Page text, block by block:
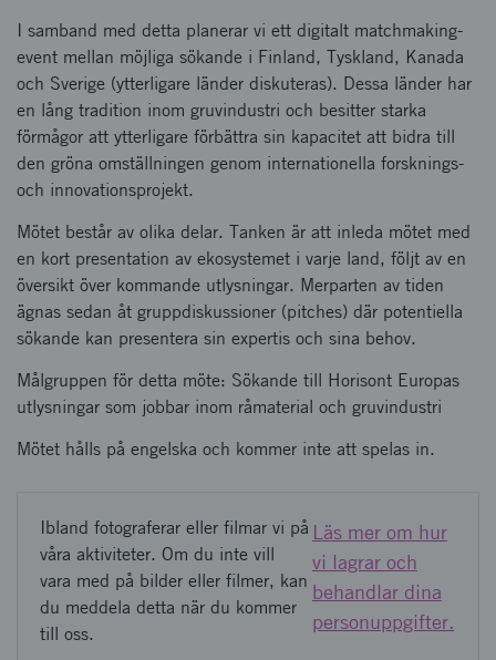
I samband med detta planerar vi ett digitalt matchmaking-
event mellan möjliga sökande i Finland, Tyskland, Kanada
och Sverige (ytterligare länder diskuteras). Dessa länder har
en lång tradition inom gruvindustri och besitter starka
förmågor att ytterligare förbättra sin kapacitet att bidra till
den gröna omställningen genom internationella forsknings-
och innovationsprojekt.
Mötet består av olika delar. Tanken är att inleda mötet med
en kort presentation av ekosystemet i varje land, följt av en
översikt över kommande utlysningar. Merparten av tiden
ägnas sedan åt gruppdiskussioner (pitches) där potentiella
sökande kan presentera sin expertis och sina behov.
Målgruppen för detta möte: Sökande till Horisont Europas
utlysningar som jobbar inom råmaterial och gruvindustri
Mötet hålls på engelska och kommer inte att spelas in.
Ibland fotograferar eller filmar vi på
våra aktiviteter. Om du inte vill
vara med på bilder eller filmer, kan
du meddela detta när du kommer
till oss.
Läs mer om hur
vi lagrar och
behandlar dina
personuppgifter.